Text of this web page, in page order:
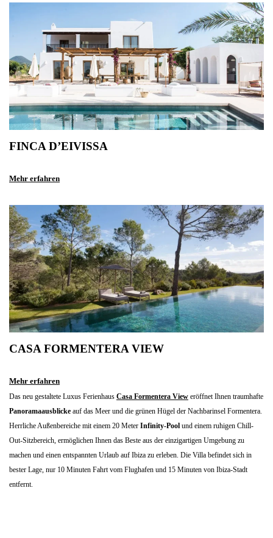
FINCA D’EIVISSA
Mehr erfahren
CASA FORMENTERA VIEW
Mehr erfahren
Das neu gestaltete Luxus Ferienhaus Casa Formentera View eröffnet Ihnen traumhafte
Panoramaausblicke auf das Meer und die grünen Hügel der Nachbarinsel Formentera.
Herrliche Außenbereiche mit einem 20 Meter Infinity-Pool und einem ruhigen Chill-
Out-Sitzbereich, ermöglichen Ihnen das Beste aus der einzigartigen Umgebung zu
machen und einen entspannten Urlaub auf Ibiza zu erleben. Die Villa befindet sich in
bester Lage, nur 10 Minuten Fahrt vom Flughafen und 15 Minuten von Ibiza-Stadt
entfernt.